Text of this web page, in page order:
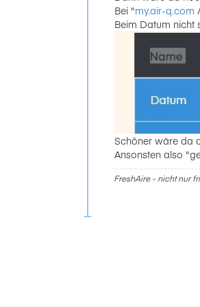
Bei "my.air-q.com
Beim Datum nicht
Schöner wäre da
Ansonsten also
FreshAire - nicht nur